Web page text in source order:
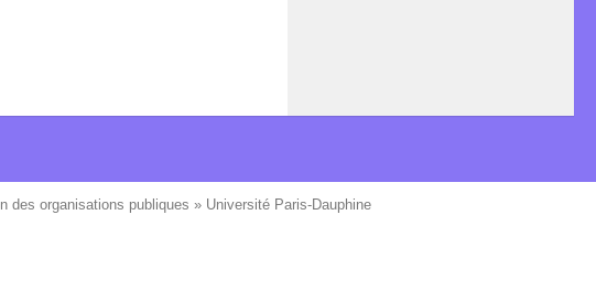
organisations publiques » Université Paris-Dauphine